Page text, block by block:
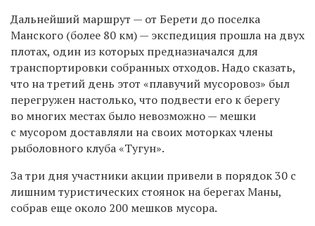
Дальнейший маршрут — от Берети до поселка
Манского (более 80 км) — экспедиция прошла на двух
плотах, один из которых предназначался для
транспортировки собранных отходов. Надо сказать,
что на третий день этот «плавучий мусоровоз» был
перегружен настолько, что подвести его к берегу
во многих местах было невозможно — мешки
с мусором доставляли на своих моторках члены
рыболовного клуба «Тугун».
За три дня участники акции привели в порядок 30 с
лишним туристических стоянок на берегах Маны,
собрав еще около 200 мешков мусора.